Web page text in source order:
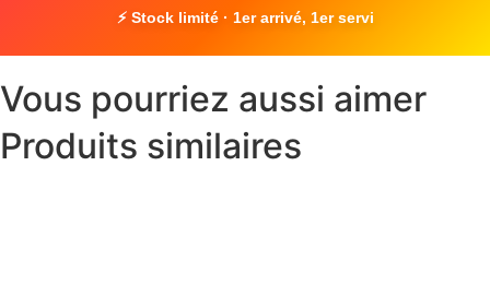
⚡ Stock limité · 1er arrivé, 1er servi
Vous pourriez aussi aimer
Produits similaires